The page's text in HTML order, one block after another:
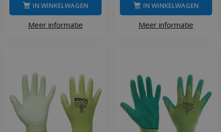
Meer informatie
IN WINKELWAGEN
Meer informatie
IN WINKELWAGEN